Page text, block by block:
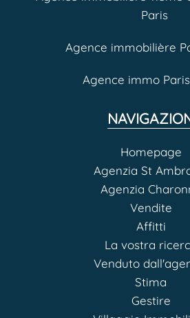
Paris
Agence immobilière
Agence immo Paris
Homepage
Agenzia St
Agenzia
Vendite
Affitti
La vostra
Venduto
Stima
Gestire